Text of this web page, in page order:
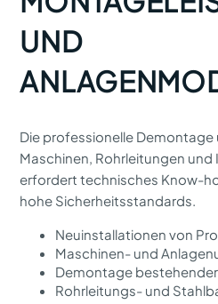
UND
Die professionelle
Maschinen, Rohrleitungen
erfordert technisches Know-
hohe Sicherheitsstandards.
Neuinstallationen von
Maschinen- und
Demontage
Rohrleitungs- und